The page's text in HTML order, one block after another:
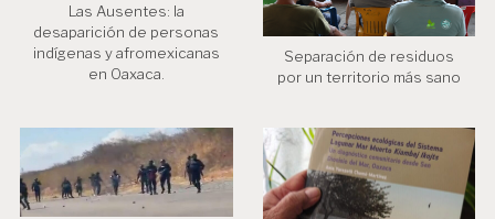
Las Ausentes: la
desaparición de personas
indígenas y afromexicanas
en Oaxaca.
Separación de residuos
por un territorio más sano